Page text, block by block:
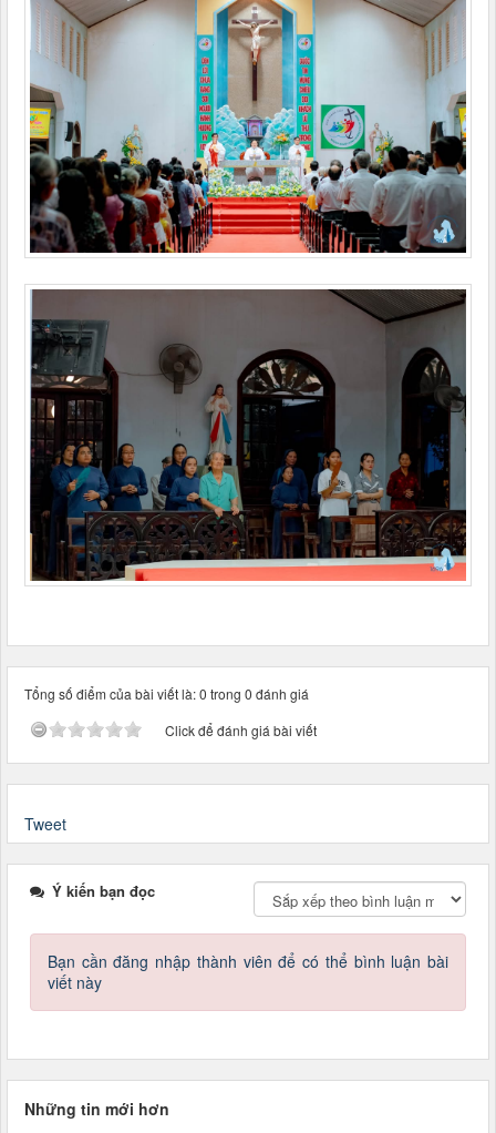
Tổng số điểm của bài viết là: 0 trong 0 đánh giá
Click để đánh giá bài viết
Tweet
Ý kiến bạn đọc
Bạn cần đăng nhập thành viên để có thể bình luận bài
viết này
Những tin mới hơn